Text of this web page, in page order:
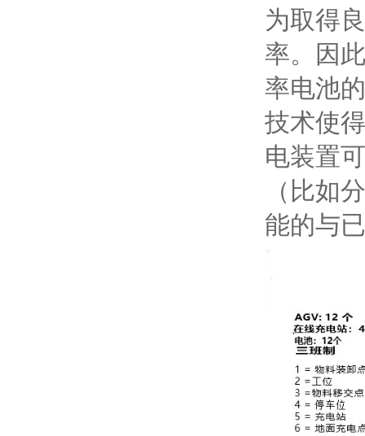
为取得
率。因
率电池
技术使
电装置
（比如
能的与